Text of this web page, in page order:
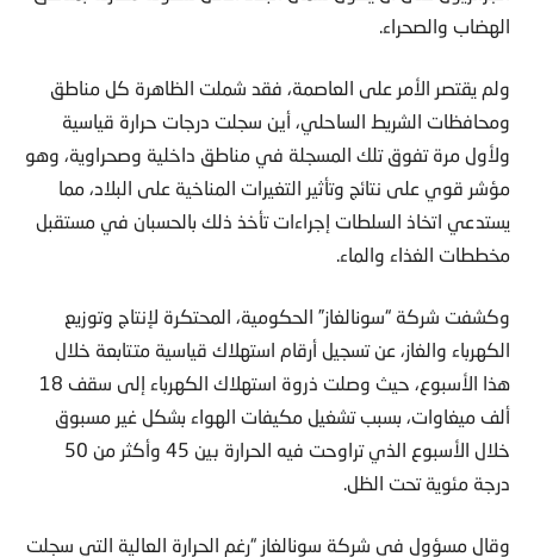
الهضاب والصحراء.
ولم يقتصر الأمر على العاصمة، فقد شملت الظاهرة كل مناطق
ومحافظات الشريط الساحلي، أين سجلت درجات حرارة قياسية
ولأول مرة تفوق تلك المسجلة في مناطق داخلية وصحراوية، وهو
مؤشر قوي على نتائج وتأثير التغيرات المناخية على البلاد، مما
يستدعي اتخاذ السلطات إجراءات تأخذ ذلك بالحسبان في مستقبل
مخططات الغذاء والماء.
وكشفت شركة “سونالغاز” الحكومية، المحتكرة لإنتاج وتوزيع
الكهرباء والغاز، عن تسجيل أرقام استهلاك قياسية متتابعة خلال
هذا الأسبوع، حيث وصلت ذروة استهلاك الكهرباء إلى سقف 18
ألف ميغاوات، بسبب تشغيل مكيفات الهواء بشكل غير مسبوق
خلال الأسبوع الذي تراوحت فيه الحرارة بين 45 وأكثر من 50
درجة مئوية تحت الظل.
وقال مسؤول في شركة سونالغاز “رغم الحرارة العالية التي سجلت